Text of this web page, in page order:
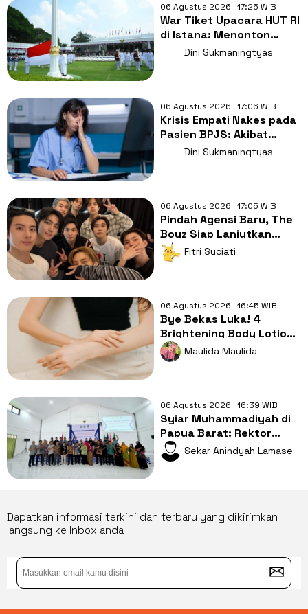
06 Agustus 2026 | 17:25 WIB
War Tiket Upacara HUT RI
di Istana: Menonton
Pesta di Tengah Jeritan
Dini Sukmaningtyas
06 Agustus 2026 | 17:06 WIB
Krisis Empati Nakes pada
Pasien BPJS: Akibat
'Burnout' atau
Dini Sukmaningtyas
06 Agustus 2026 | 17:05 WIB
Pindah Agensi Baru, The
Boyz Siap Lanjutkan
Aktivitas Grup dengan 9
Member
Fitri Suciati
06 Agustus 2026 | 16:45 WIB
Bye Bekas Luka! 4
Brightening Body Lotion
Ini Bikin Kulit Cerah dan
Lembap
Maulida Maulida
06 Agustus 2026 | 16:39 WIB
Syiar Muhammadiyah di
Papua Barat: Rektor
UMPB Pastikan RTL Baitul
Arqam Berjalan Tuntas
Sekar Anindyah Lamase
Dapatkan informasi terkini dan terbaru yang dikirimkan
langsung ke Inbox anda